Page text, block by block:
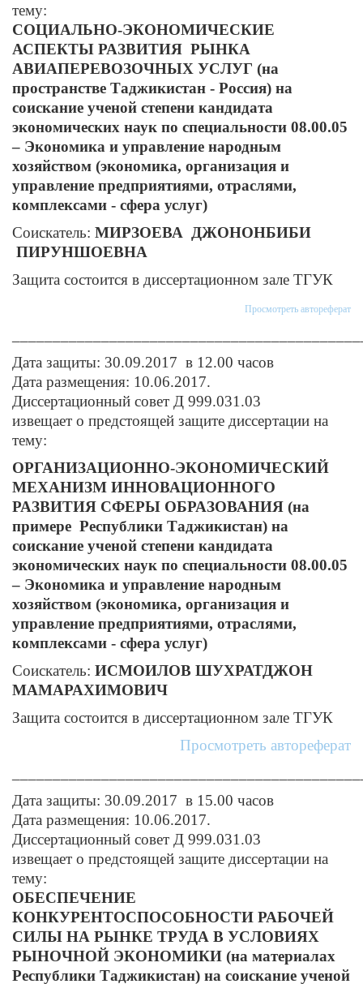
тему:
СОЦИАЛЬНО-ЭКОНОМИЧЕСКИЕ
АСПЕКТЫ РАЗВИТИЯ РЫНКА
АВИАПЕРЕВОЗОЧНЫХ УСЛУГ (на
пространстве Таджикистан - Россия) на
соискание ученой степени кандидата
экономических наук по специальности 08.00.05
– Экономика и управление народным
хозяйством (экономика, организация и
управление предприятиями, отраслями,
комплексами - сфера услуг)
Соискатель: МИРЗОЕВА ДЖОНОНБИБИ
ПИРУНШОЕВНА
Защита состоится в диссертационном зале ТГУК
Просмотреть автореферат
Дата защиты: 30.09.2017 в 12.00 часов
Дата размещения: 10.06.2017.
Диссертационный совет Д 999.031.03
извещает о предстоящей защите диссертации на
тему:
ОРГАНИЗАЦИОННО-ЭКОНОМИЧЕСКИЙ
МЕХАНИЗМ ИННОВАЦИОННОГО
РАЗВИТИЯ СФЕРЫ ОБРАЗОВАНИЯ (на
примере Республики Таджикистан) на
соискание ученой степени кандидата
экономических наук по специальности 08.00.05
– Экономика и управление народным
хозяйством (экономика, организация и
управление предприятиями, отраслями,
комплексами - сфера услуг)
Соискатель: ИСМОИЛОВ ШУХРАТДЖОН
МАМАРАХИМОВИЧ
Защита состоится в диссертационном зале ТГУК
Просмотреть автореферат
Дата защиты: 30.09.2017 в 15.00 часов
Дата размещения: 10.06.2017.
Диссертационный совет Д 999.031.03
извещает о предстоящей защите диссертации на
тему:
ОБЕСПЕЧЕНИЕ
КОНКУРЕНТОСПОСОБНОСТИ РАБОЧЕЙ
СИЛЫ НА РЫНКЕ ТРУДА В УСЛОВИЯХ
РЫНОЧНОЙ ЭКОНОМИКИ (на материалах
Республики Таджикистан) на соискание ученой